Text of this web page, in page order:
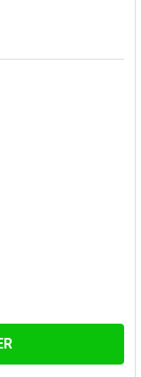
DE PLUIE AVEC
DE CAPUCHE